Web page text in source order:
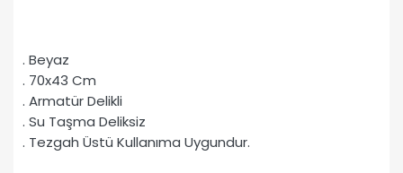
. Beyaz
. 70x43 Cm
. Armatür Delikli
. Su Taşma Deliksiz
. Tezgah Üstü Kullanıma Uygundur.